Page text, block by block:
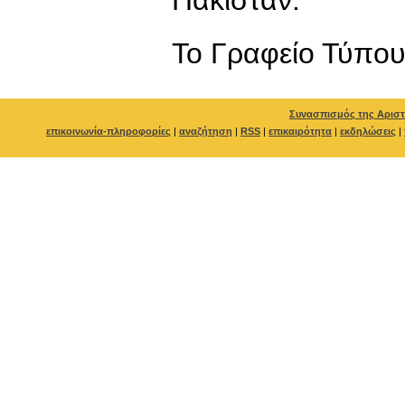
To Γραφείο Τύπου
Συνασπισμός της
επικοινωνία-πληροφορίες | αναζήτηση | RSS | επικαιρότητα | εκδηλώσεις |